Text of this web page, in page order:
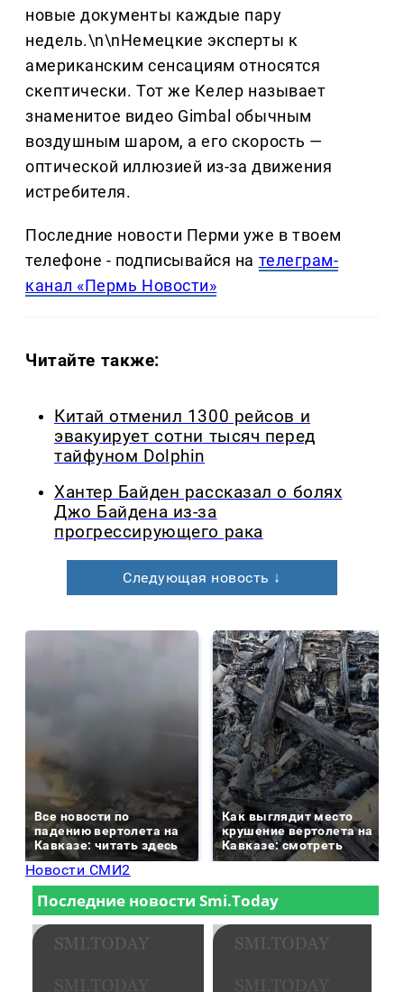
новые документы каждые пару
недель.\n\nНемецкие эксперты к
американским сенсациям относятся
скептически. Тот же Келер называет
знаменитое видео Gimbal обычным
воздушным шаром, а его скорость —
оптической иллюзией из-за движения
истребителя.
Последние новости Перми уже в твоем
телефоне - подписывайся на телеграм-
канал «Пермь Новости»
Читайте также:
Китай отменил 1300 рейсов и
эвакуирует сотни тысяч перед
тайфуном Dolphin
Хантер Байден рассказал о болях
Джо Байдена из-за
прогрессирующего рака
Следующая новость ↓
Все новости по
падению вертолета на
Кавказе: читать здесь
Как выглядит место
крушение вертолета на
Кавказе: смотреть
Новости СМИ2